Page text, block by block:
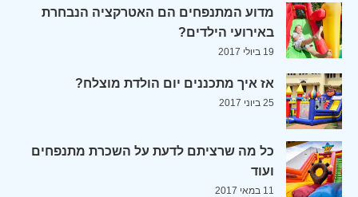
מדוע המתנפחים הם האטרקציה הנבחרת
באירועי הילדים?
19 ביולי 2017
אז איך מתכננים יום הולדת מוצלח?
25 ביוני 2017
כל מה שרציתם לדעת על השכרת מתנפחים
ועוד
11 במאי 2017